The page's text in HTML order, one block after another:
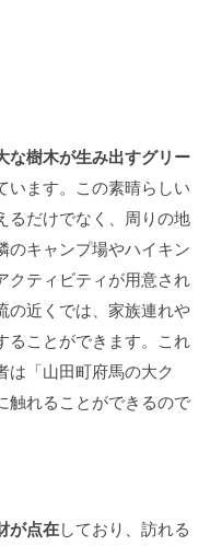
な樹木が生み出すグリー
います。この素晴らしい
るだけでなく、周りの地
のキャンプ場やハイキン
クティビティが用意され
の近くでは、家族連れや
ることができます。これ
は「山田町府馬の大ク
触れることができるので
が点在しており、訪れる